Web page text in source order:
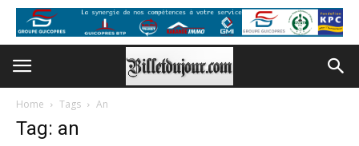
Home Tags An
Tag: an